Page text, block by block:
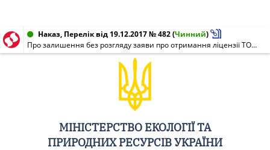
Наказ, Перелік від 19.12.2017 № 482(Чинний)
Про залишення без розгляду заяви про отримання ліцензії ТОВ "Термодинамика"
МІНІСТЕРСТВО ЕКОЛОГІЇ ТА
ПРИРОДНИХ РЕСУРСІВ УКРАЇНИ